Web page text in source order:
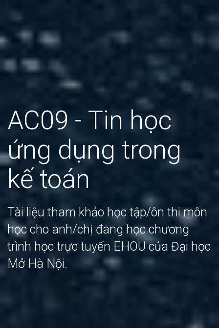
AC09 - Tin học
ứng dụng trong
kế toán
Tài liệu tham khảo học tập/ôn thi môn
học cho anh/chị đang học chương
trình học trực tuyến EHOU của Đại học
Mở Hà Nội.